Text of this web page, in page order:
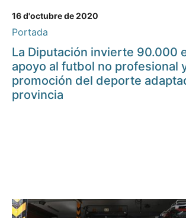
16 d'octubre de 2020
Portada
La Diputación invierte 90.000
apoyo al futbol no profesional
promoción del deporte
provincia